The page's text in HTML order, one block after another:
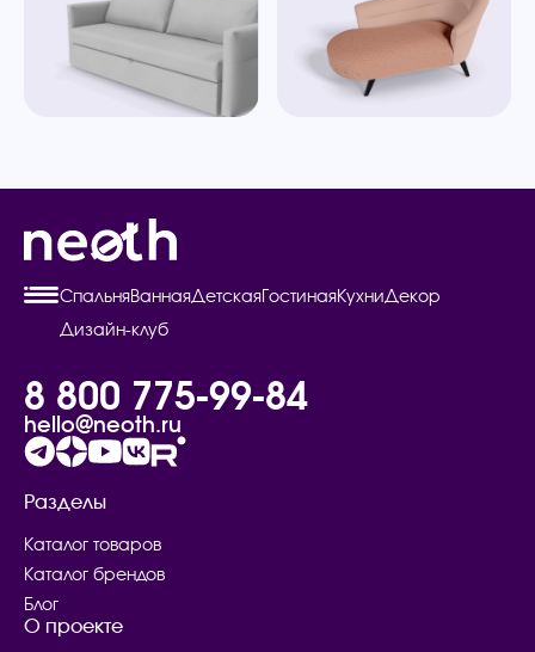
СпальняВаннаяДетскаяГостинаяКухниДекор
Дизайн-клуб
8 800 775-99-84
hello@neoth.ru
Разделы
Каталог товаров
Каталог брендов
Блог
О проекте